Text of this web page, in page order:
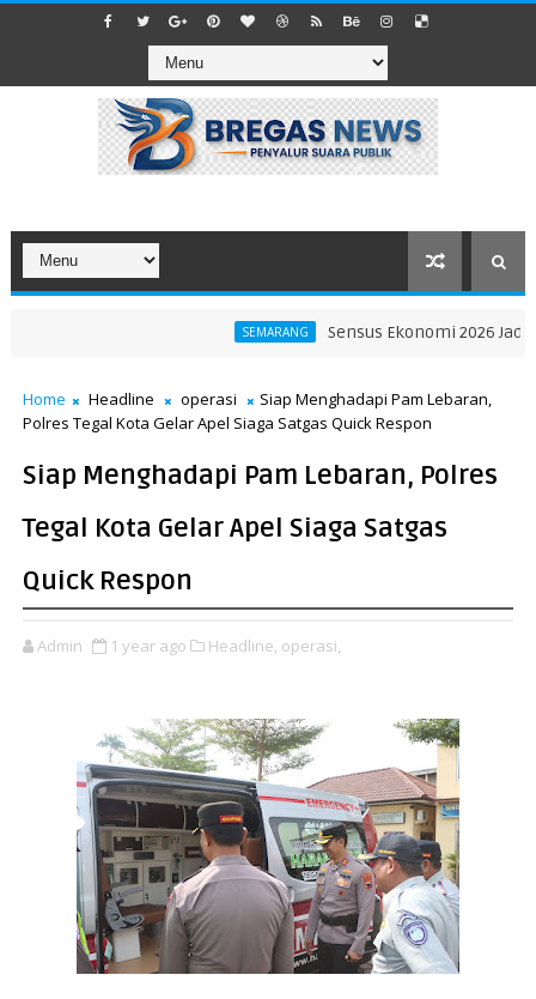
SEMARANG Sensus Ekonomi 2026 Jadi
Home Headline operasi
Siap Menghadapi Pam Lebaran,
Polres Tegal Kota Gelar Apel Siaga Satgas Quick Respon
Siap Menghadapi Pam Lebaran, Polres
Tegal Kota Gelar Apel Siaga Satgas
Quick Respon
Admin 1 year ago Headline, operasi,